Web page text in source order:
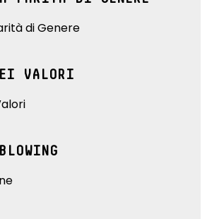
di Genere
VALORI